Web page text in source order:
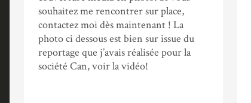
souhaitez me rencontrer sur place,
contactez moi dès maintenant ! La
photo ci dessous est bien sur issue du
reportage que j’avais réalisée pour la
société Can, voir la vidéo!